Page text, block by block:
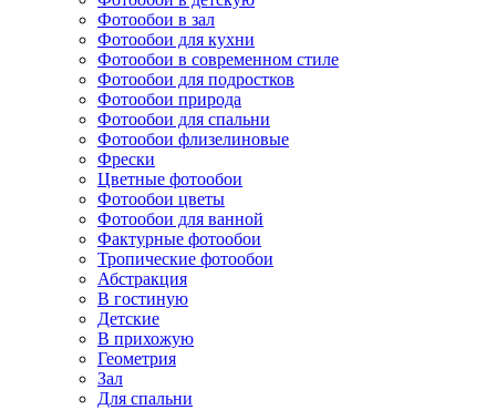
Фотообои в зал
Фотообои для кухни
Фотообои в современном стиле
Фотообои для подростков
Фотообои природа
Фотообои для спальни
Фотообои флизелиновые
Фрески
Цветные фотообои
Фотообои цветы
Фотообои для ванной
Фактурные фотообои
Тропические фотообои
Абстракция
В гостиную
Детские
В прихожую
Геометрия
Зал
Для спальни